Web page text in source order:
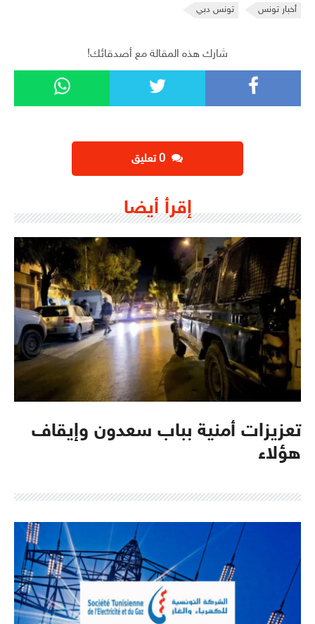
أخبار تونس تونس دبي
شارك هذه المقالة مع أصدقائك!
إقرأ أيضا
تعزيزات أمنية بباب سعدون وإيقاف
هؤلاء